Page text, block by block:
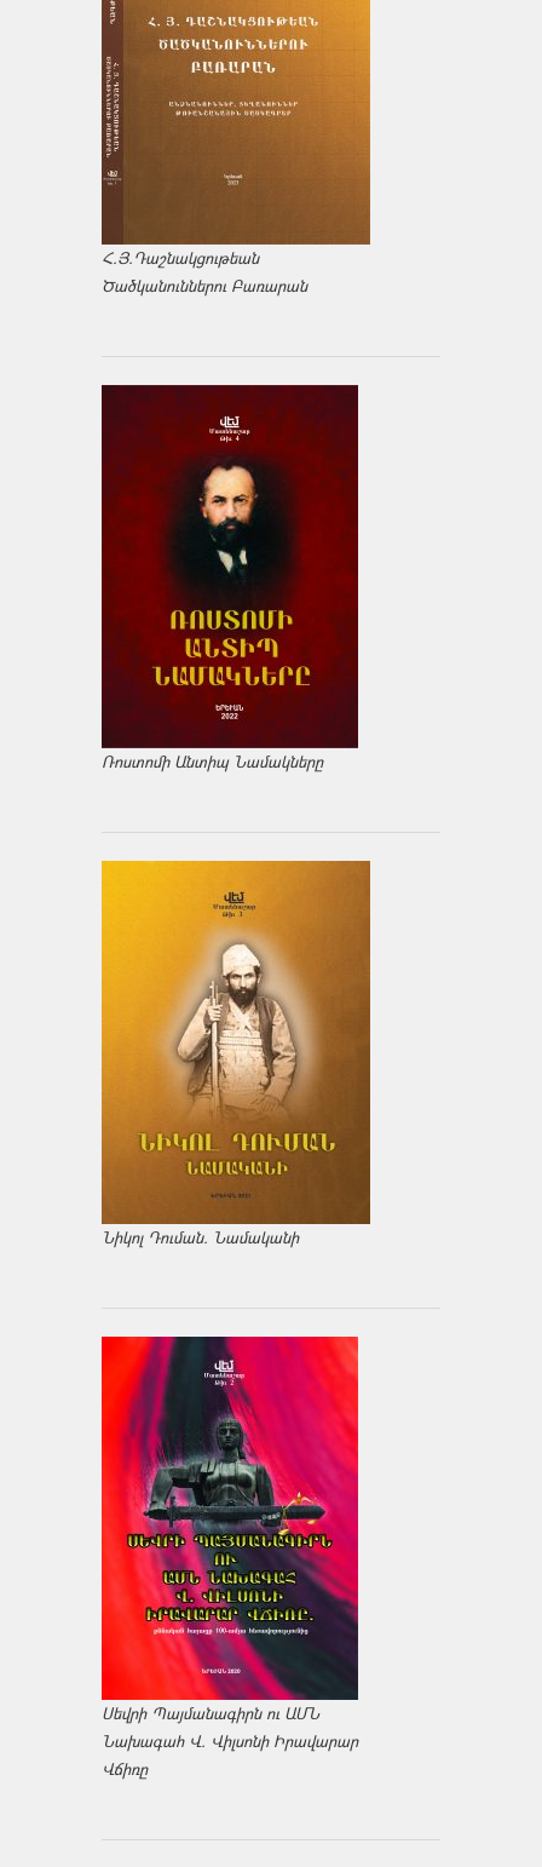
Հ.Յ.Դաշնակցութեան
Ծածկանուններու Բառարան
Ռոստոմի Անտիպ Նամակները
Նիկոլ Դուման. Նամականի
Սեվրի Պայմանագիրն ու ԱՄՆ
Նախագահ Վ. Վիլսոնի Իրավարար
Վճիռը